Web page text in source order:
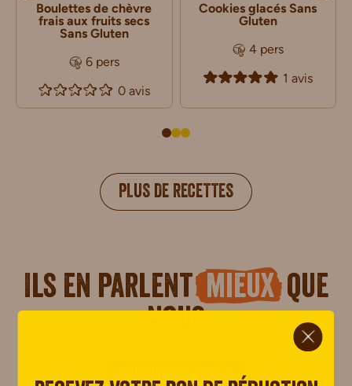
Boulettes de chèvre
frais aux fruits secs
Sans Gluten
6 pers
0 avis
Cookies glacés Sans
Gluten
4 pers
1 avis
PLUS DE RECETTES
Ils en parlent mieuxque
AJOUTER UN AVIS